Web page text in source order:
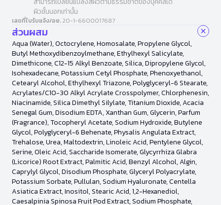
ผิวชั้นนอกเท่านั้น
เลขที่ใบรับแจ้ง/อย.20-1-6600017687
ส่วนผสม
Aqua (Water), Octocrylene, Homosalate, Propylene Glycol,
Butyl Methoxydibenzoylmethane, Ethylhexyl Salicylate,
Dimethicone, C12-15 Alkyl Benzoate, Silica, Dipropylene Glycol,
Isohexadecane, Potassium Cetyl Phosphate, Phenoxyethanol,
Cetearyl Alcohol, Ethylhexyl Triazone, Polyglyceryl-6 Stearate,
Acrylates/C10-30 Alkyl Acrylate Crosspolymer, Chlorphenesin,
Niacinamide, Silica Dimethyl Silylate, Titanium Dioxide, Acacia
Senegal Gum, Disodium EDTA, Xanthan Gum, Glycerin, Parfum
(Fragrance), Tocopheryl Acetate, Sodium Hydroxide, Butylene
Glycol, Polyglyceryl-6 Behenate, Physalis Angulata Extract,
Trehalose, Urea, Maltodextrin, Linoleic Acid, Pentylene Glycol,
Serine, Oleic Acid, Saccharide Isomerate, Glycyrrhiza Glabra
(Licorice) Root Extract, Palmitic Acid, Benzyl Alcohol, Algin,
Caprylyl Glycol, Disodium Phosphate, Glyceryl Polyacrylate,
Potassium Sorbate, Pullulan, Sodium Hyaluronate, Centella
Asiatica Extract, Inositol, Stearic Acid, 1,2-Hexanediol,
Caesalpinia Spinosa Fruit Pod Extract, Sodium Phosphate,